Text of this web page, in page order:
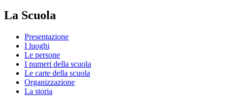
La Scuola
Presentazione
I luoghi
Le persone
I numeri della scuola
Le carte della scuola
Organizzazione
La storia